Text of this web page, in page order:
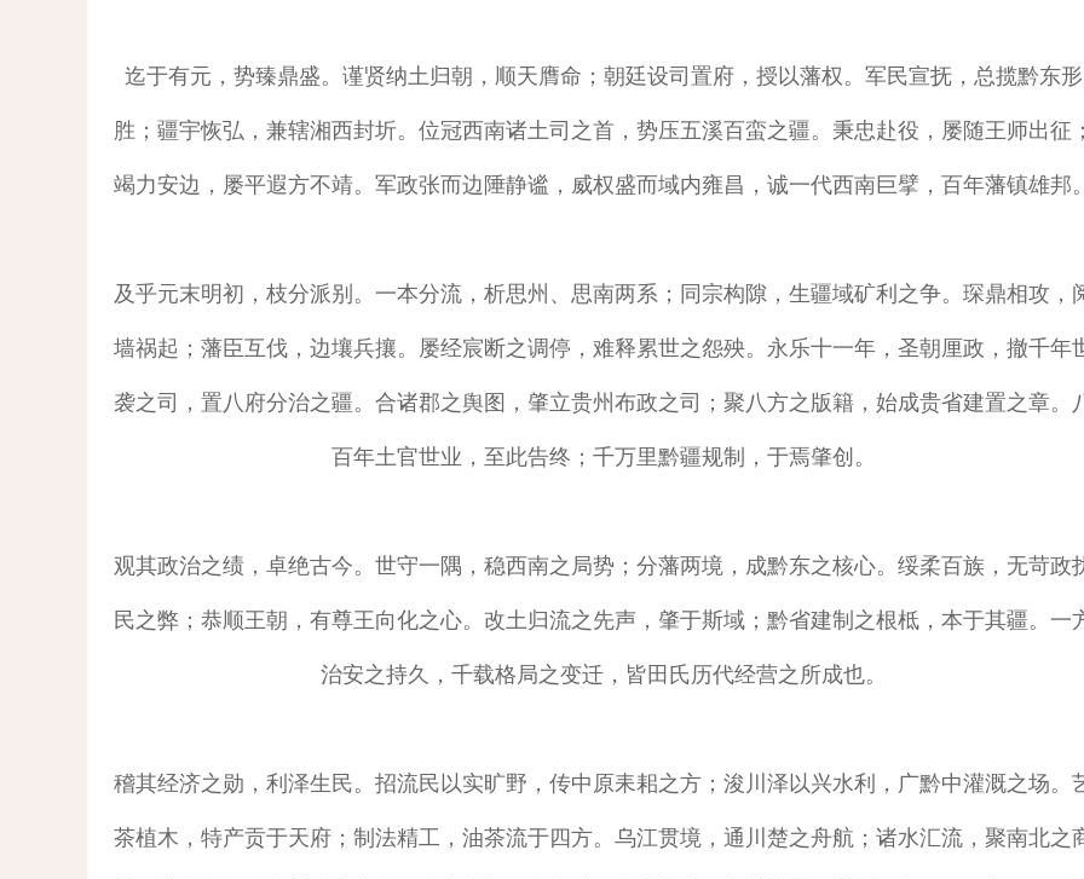
迄于有元，势臻鼎盛。谨贤纳土归朝，顺天膺命；朝廷设司置府，授以藩权。军民宣抚，总揽黔东形
胜；疆宇恢弘，兼辖湘西封圻。位冠西南诸土司之首，势压五溪百蛮之疆。秉忠赴役，屡随王师出征；
竭力安边，屡平遐方不靖。军政张而边陲静谧，威权盛而域内雍昌，诚一代西南巨擘，百年藩镇雄邦。
及乎元末明初，枝分派别。一本分流，析思州、思南两系；同宗构隙，生疆域矿利之争。琛鼎相攻，
墙祸起；藩臣互伐，边壤兵攘。屡经宸断之调停，难释累世之怨殃。永乐十一年，圣朝厘政，撤千年
袭之司，置八府分治之疆。合诸郡之舆图，肇立贵州布政之司；聚八方之版籍，始成贵省建置之章。
百年土官世业，至此告终；千万里黔疆规制，于焉肇创。
观其政治之绩，卓绝古今。世守一隅，稳西南之局势；分藩两境，成黔东之核心。绥柔百族，无苛政
民之弊；恭顺王朝，有尊王向化之心。改土归流之先声，肇于斯域；黔省建制之根柢，本于其疆。一
治安之持久，千载格局之变迁，皆田氏历代经营之所成也。
稽其经济之勋，利泽生民。招流民以实旷野，传中原耒耜之方；浚川泽以兴水利，广黔中灌溉之场。
茶植木，特产贡于天府；制法精工，油茶流于四方。乌江贯境，通川楚之舟航；诸水汇流，聚南北之